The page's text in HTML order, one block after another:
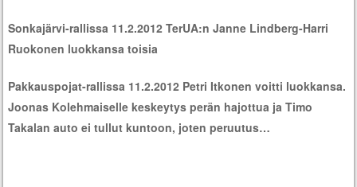
Sonkajärvi-rallissa 11.2.2012 TerUA:n Janne Lindberg-Harri
Ruokonen luokkansa toisia
Pakkauspojat-rallissa 11.2.2012 Petri Itkonen voitti luokkansa.
Joonas Kolehmaiselle keskeytys perän hajottua ja Timo
Takalan auto ei tullut kuntoon, joten peruutus…